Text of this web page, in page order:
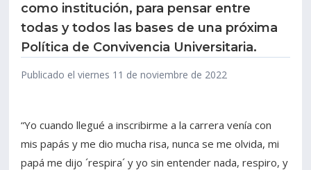
Académicos Egresados
como institución, para pensar entre
todas y todos las bases de una próxima
Política de Convivencia Universitaria.
Publicado el viernes 11 de noviembre de 2022
“Yo cuando llegué a inscribirme a la carrera venía con
mis papás y me dio mucha risa, nunca se me olvida, mi
papá me dijo ´respira´ y yo sin entender nada, respiro, y